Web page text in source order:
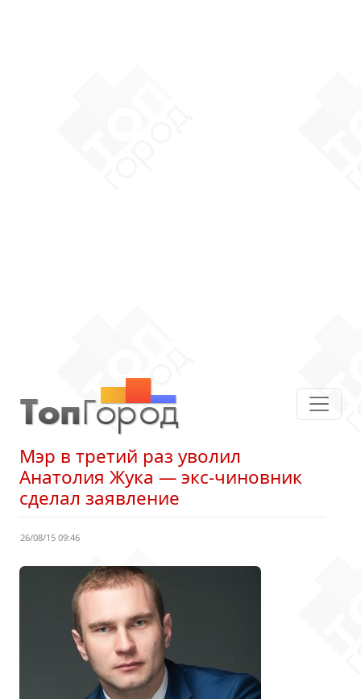
Мэр в третий раз уволил
Анатолия Жука — экс-чиновник
сделал заявление
26/08/15 09:46